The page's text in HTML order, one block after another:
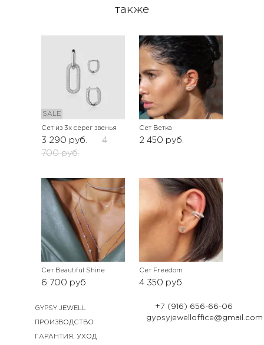
также
SALE
Сет из 3х серег звенья
3 290 руб.
4
700 руб.
Сет Ветка
2 450 руб.
Сет Beautiful Shine
6 700 руб.
Сет Freedom
4 350 руб.
GYPSY JEWELL
ПРОИЗВОДСТВО
ГАРАНТИЯ. УХОД
+7 (916) 656-66-06
gypsyjewelloffice@gmail.com